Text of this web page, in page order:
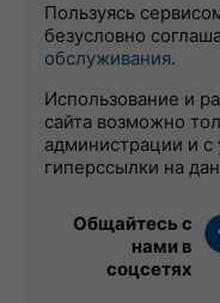
Пользуясь
безусловно
обслуживания.
Использование и
сайта возможно
администрации и с
гиперссылки на
Общайтесь с
нами в
соцсетях